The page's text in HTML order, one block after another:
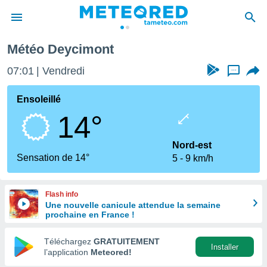
de
en
Météo Deycimont
07:01 Vendredi ...
Ensoleillé
14°
Sensation de 14°
Nord-est
5
9 km/h
Flash info
Une nouvelle canicule attendue la semaine
prochaine en France !
Téléchargez GRATUITEMENT
l’application Meteored!
Installer